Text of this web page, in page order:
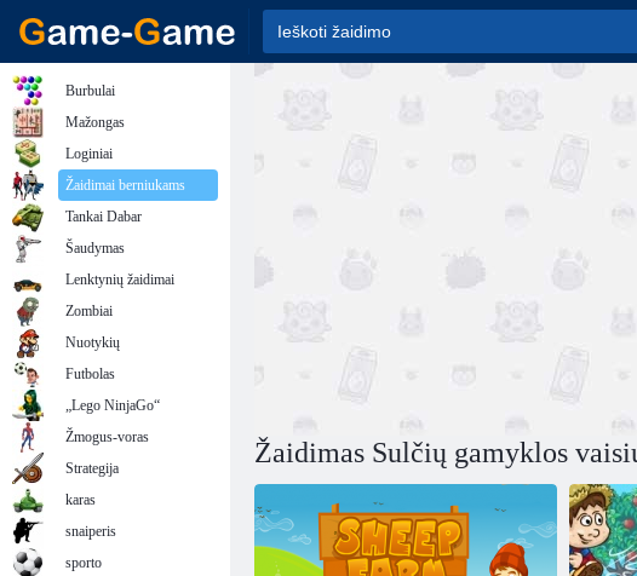
Žaidimas Sulčių gamyklos
Burbulai
Mažongas
Loginiai
Žaidimai berniukams
Tankai Dabar
Šaudymas
Lenktynių žaidimai
Zombiai
Nuotykių
Futbolas
„Lego NinjaGo“
Žmogus-voras
Strategija
karas
snaiperis
sporto